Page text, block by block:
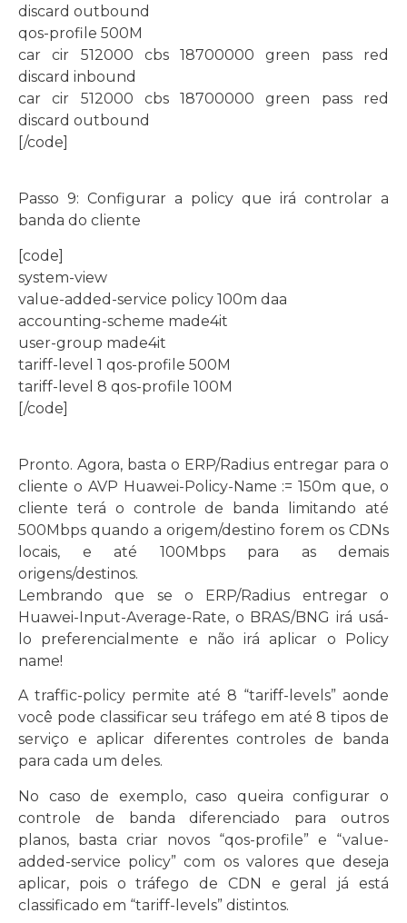
discard outbound
qos-profile 500M
car cir 512000 cbs 18700000 green pass red
discard inbound
car cir 512000 cbs 18700000 green pass red
discard outbound
[/code]
Passo 9: Configurar a policy que irá controlar a
banda do cliente
[code]
system-view
value-added-service policy 100m daa
accounting-scheme made4it
user-group made4it
tariff-level 1 qos-profile 500M
tariff-level 8 qos-profile 100M
[/code]
Pronto. Agora, basta o ERP/Radius entregar para o
cliente o AVP Huawei-Policy-Name := 150m que, o
cliente terá o controle de banda limitando até
500Mbps quando a origem/destino forem os CDNs
locais, e até 100Mbps para as demais
origens/destinos.
Lembrando que se o ERP/Radius entregar o
Huawei-Input-Average-Rate, o BRAS/BNG irá usá-
lo preferencialmente e não irá aplicar o Policy
name!
A traffic-policy permite até 8 “tariff-levels” aonde
você pode classificar seu tráfego em até 8 tipos de
serviço e aplicar diferentes controles de banda
para cada um deles.
No caso de exemplo, caso queira configurar o
controle de banda diferenciado para outros
planos, basta criar novos “qos-profile” e “value-
added-service policy” com os valores que deseja
aplicar, pois o tráfego de CDN e geral já está
classificado em “tariff-levels” distintos.